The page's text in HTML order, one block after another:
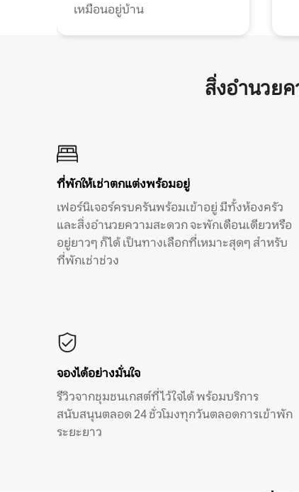
เหมือนอยู่บ้าน
สิ่งอำนวย
ที่พักให้เช่าตกแต่งพร้อมอยู่
เฟอร์นิเจอร์ครบครันพร้อมเข้าอยู่ มีทั้งห้องครัว
และสิ่งอำนวยความสะดวก จะพักเดือนเดียวหรือ
อยู่ยาวๆ ก็ได้ เป็นทางเลือกที่เหมาะสุดๆ สำหรับ
ที่พักเช่าช่วง
จองได้อย่างมั่นใจ
รีวิวจากชุมชนเกสต์ที่ไว้ใจได้ พร้อมบริการ
สนับสนุนตลอด 24 ชั่วโมงทุกวันตลอดการเข้าพัก
ระยะยาว